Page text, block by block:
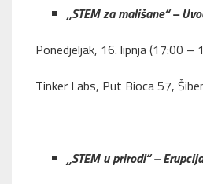
„STEM za mališane“ –
Ponedjeljak, 16. lipnja (17:00 –
Tinker Labs, Put Bioca 57,
„STEM u prirodi“ –